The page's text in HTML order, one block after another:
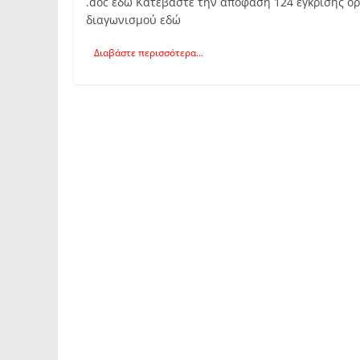
διαγωνισμού εδώ
Διαβάστε περισσότερα...